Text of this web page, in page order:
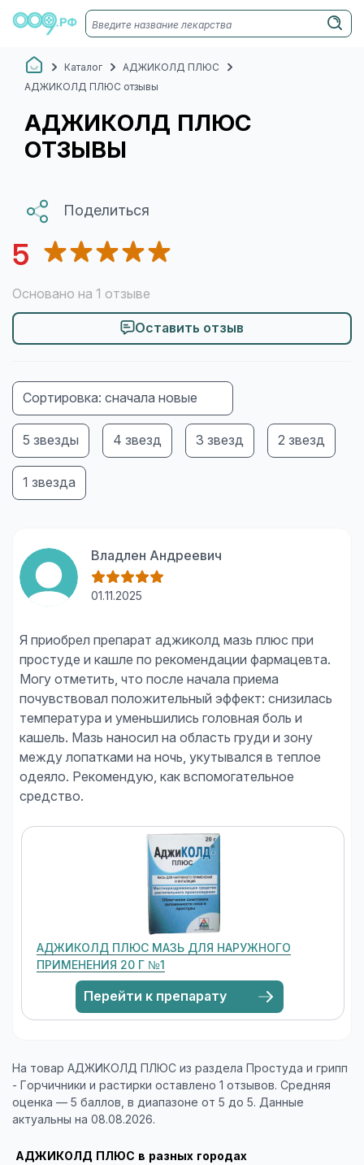
Каталог
АДЖИКОЛД ПЛЮС
АДЖИКОЛД ПЛЮС отзывы
АДЖИКОЛД ПЛЮС
ОТЗЫВЫ
Поделиться
5
Основано на 1 отзыве
Оставить отзыв
Сортировка: сначала новые
5 звезды 4 звезд 3 звезд 2 звезд
1 звезда
Владлен Андреевич
01.11.2025
Я приобрел препарат аджиколд мазь плюс при
простуде и кашле по рекомендации фармацевта.
Могу отметить, что после начала приема
почувствовал положительный эффект: снизилась
температура и уменьшились головная боль и
кашель. Мазь наносил на область груди и зону
между лопатками на ночь, укутывался в теплое
одеяло. Рекомендую, как вспомогательное
АДЖИКОЛД ПЛЮС МАЗЬ ДЛЯ НАРУЖНОГО
ПРИМЕНЕНИЯ 20 Г №1
Перейти к препарату
На товар АДЖИКОЛД ПЛЮС из раздела Простуда и грипп
- Горчичники и растирки оставлено 1 отзывов. Средняя
оценка — 5 баллов, в диапазоне от 5 до 5. Данные
актуальны на 08.08.2026.
АДЖИКОЛД ПЛЮС в разных городах